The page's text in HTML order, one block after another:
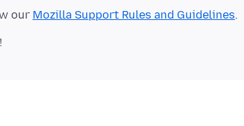
our Mozilla Support Rules and Guidelines